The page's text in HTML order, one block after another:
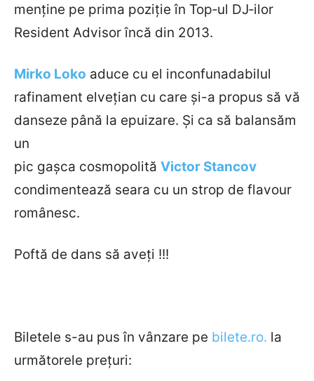
menține pe prima poziție în Top­‐ul DJ‐ilor
Resident Advisor încă din 2013.
Mirko Loko aduce cu el inconfunadabilul
rafinament elvețian cu care și-­a propus să vă
danseze până la epuizare. Și ca să balansăm
un
pic gașca cosmopolită Victor Stancov
condimentează seara cu un strop de flavour
românesc.
Poftă de dans să aveți !!!
Biletele s-au pus în vânzare pe bilete.ro. la
următorele prețuri: